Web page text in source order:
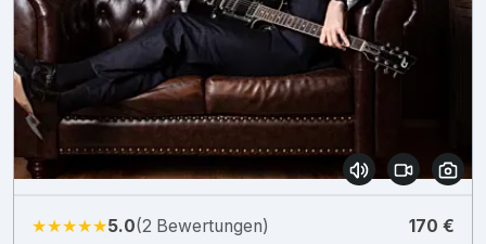
★★★★★5.0(2 Bewertungen) 170 €